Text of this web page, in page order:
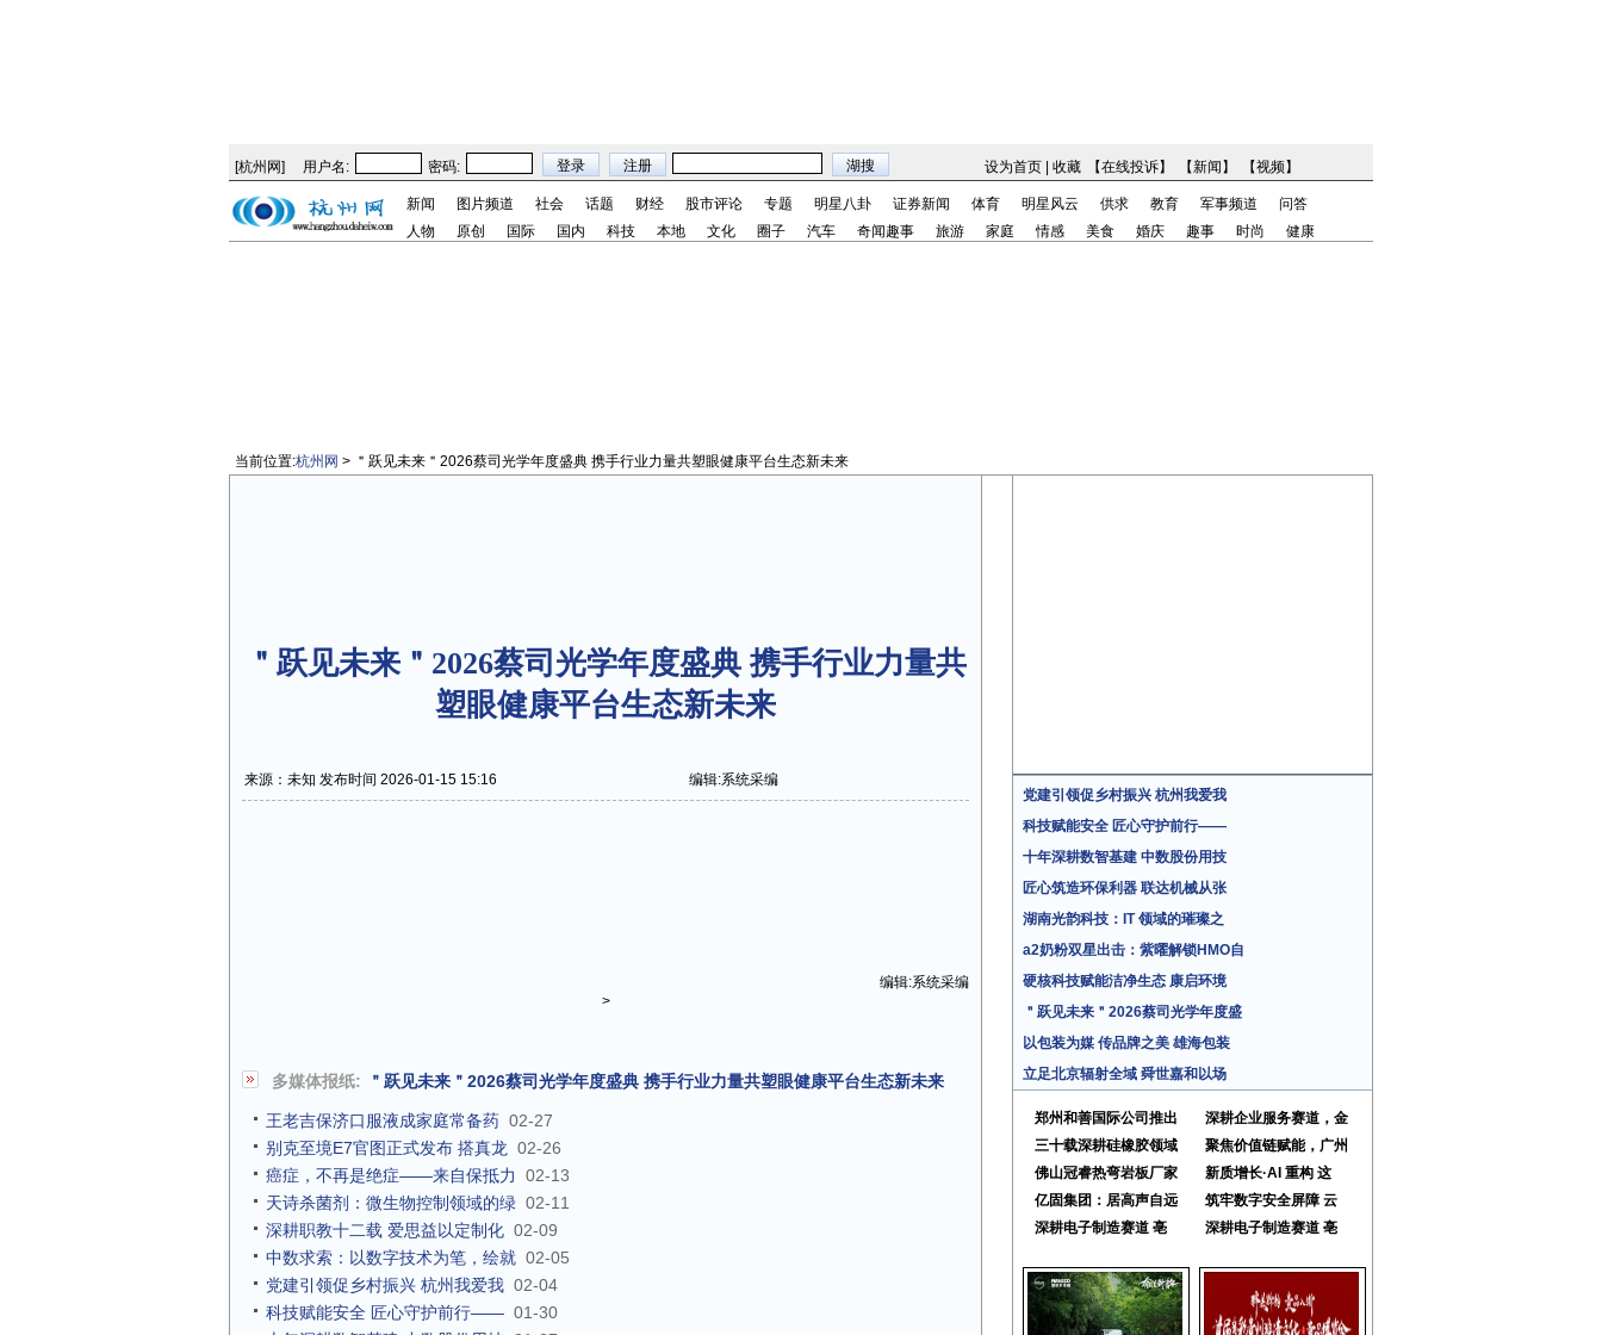
[杭州网] 用户名: 密码: 设为首页 收藏 【在线投诉】 【新闻 】 【视频】
新闻 图片频道 社会 话题 财经 股市评论 专题 明星八卦 证券新闻 体育 明星风云 供求 教育 军事频道
问答
人物
原创 国际 国内 科技 本地 文化 圈子 汽车 奇闻趣事 旅游 家庭 情感 美食 婚庆 趣事 时尚 健康
当前位置:杭州网 > ＂跃见未来＂2026蔡司光学年度盛典 携手行业力量共塑眼健康平台生态新未来
＂跃见未来＂2026蔡司光学年度盛典 携手行业力量共
塑眼健康平台生态新未来
来源：未知 发布时间 2026-01-15 15:16 编辑:系统采编
编辑:系统采编
>
多媒体报纸: ＂跃见未来＂2026蔡司光学年度盛典 携手行业力量共塑眼健康平台生态新未来
王老吉保济口服液成家庭常备药 02-27
别克至境E7官图正式发布 搭真龙 02-26
癌症，不再是绝症——来自保抵力
02-13
天诗杀菌剂：微生物控制领域的绿 02-11
深耕职教十二载 爱思益以定制化 02-09
中数求索：以数字技术为笔，绘就 02-05
党建引领促乡村振兴 杭州我爱我 02-04
科技赋能安全 匠心守护前行—— 01-30
党建引领促乡村振兴 杭州我爱我
科技赋能安全 匠心守护前行——
十年深耕数智基建 中数股份用技
匠心筑造环保利器 联达机械从张
湖南光韵科技：IT 领域的璀璨之
a2奶粉双星出击：紫曜解锁HMO自
硬核科技赋能洁净生态 康启环境
＂跃见未来＂2026蔡司光学年度盛
以包装为媒 传品牌之美 雄海包装
立足北京辐射全域 舜世嘉和以场
郑州和善国际公司推出
深耕企业服务赛道，金
三十载深耕硅橡胶领域
聚焦价值链赋能，广州
佛山冠睿热弯岩板厂家
新质增长·AI 重构 这
亿固集团：居高声自远
筑牢数字安全屏障 云
深耕电子制造赛道 亳
深耕电子制造赛道 亳